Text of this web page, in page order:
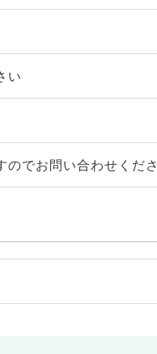
い
のでお問い合わせくだ